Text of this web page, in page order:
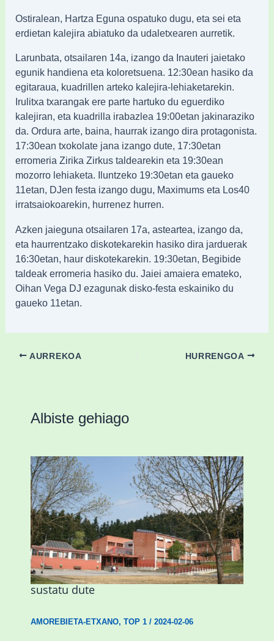
Ostiralean, Hartza Eguna ospatuko dugu, eta sei eta
erdietan kalejira abiatuko da udaletxearen aurretik.
Larunbata, otsailaren 14a, izango da Inauteri jaietako
egunik handiena eta koloretsuena. 12:30ean hasiko da
egitaraua, kuadrillen arteko kalejira-lehiaketarekin.
Irulitxa txarangak ere parte hartuko du eguerdiko
kalejiran, eta kuadrilla irabazlea 19:00etan jakinaraziko
da. Ordura arte, baina, haurrak izango dira protagonista.
17:30ean txokolate jana izango dute, 17:30etan
erromeria Zirika Zirkus taldearekin eta 19:30ean
mozorro lehiaketa. Iluntzeko 19:30etan eta gaueko
11etan, DJen festa izango dugu, Maximums eta Los40
irratsaiokoarekin, hurrenez hurren.
Azken jaieguna otsailaren 17a, asteartea, izango da,
eta haurrentzako diskotekarekin hasiko dira jarduerak
16:30etan, haur diskotekarekin. 19:30etan, Begibide
taldeak erromeria hasiko du. Jaiei amaiera emateko,
Oihan Vega DJ ezagunak disko-festa eskainiko du
gaueko 11etan.
AURREKOA HURRENGOA
Albiste gehiago
Amorebietak eta Eusko Jaurlaritzak
Urritxen institutu berri bat eraikitzea
sustatu dute
AMOREBIETA-ETXANO, TOP 1/ 2024-02-06